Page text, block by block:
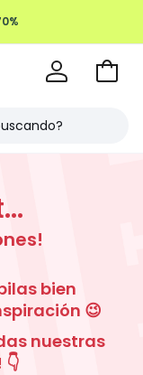
Ir
bien
😉
nuestras